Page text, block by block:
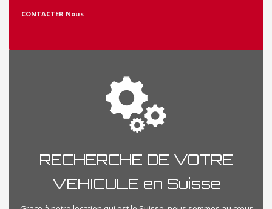
CONTACTER Nous
RECHERCHE DE VOTRE
VEHICULE en Suisse